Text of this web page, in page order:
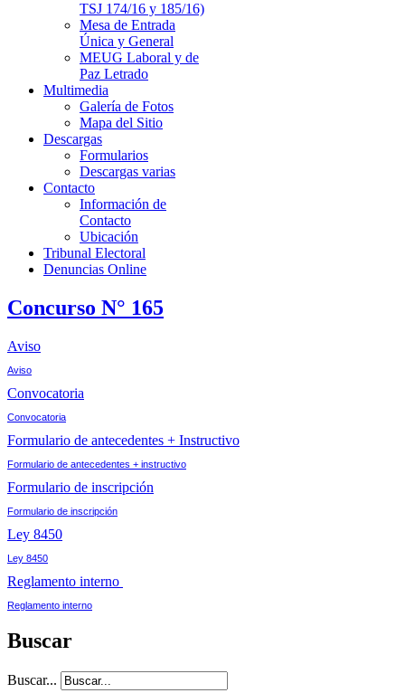
TSJ 174/16 y 185/16)
Mesa de Entrada
Única y General
MEUG Laboral y de
Paz Letrado
Multimedia
Galería de Fotos
Mapa del Sitio
Descargas
Formularios
Descargas varias
Contacto
Información de
Contacto
Ubicación
Tribunal Electoral
Denuncias Online
Concurso N° 165
Aviso
Aviso
Convocatoria
Convocatoria
Formulario de antecedentes + Instructivo
Formulario de antecedentes + instructivo
Formulario de inscripción
Formulario de inscripción
Ley 8450
Ley 8450
Reglamento interno
Reglamento interno
Buscar
Buscar...